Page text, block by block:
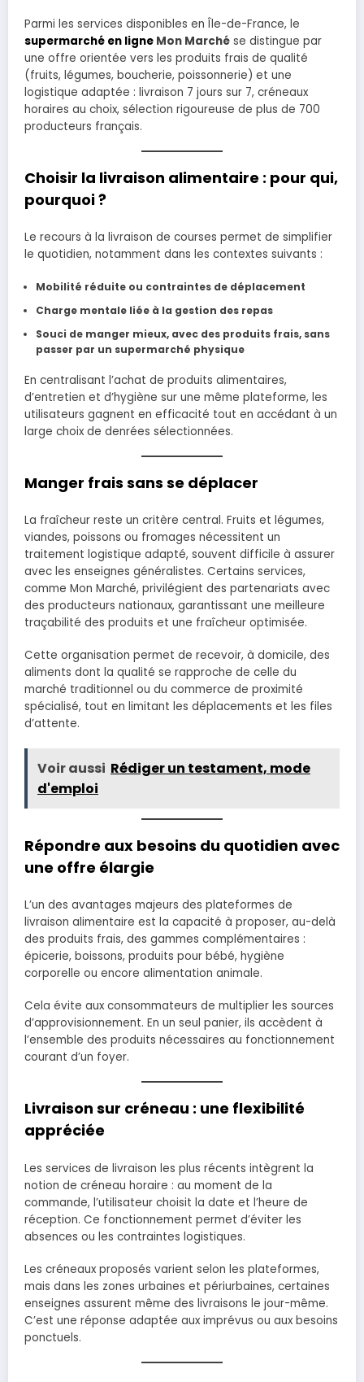
Parmi les services disponibles en Île-de-France, le
supermarché en ligne Mon Marché se distingue par
une offre orientée vers les produits frais de qualité
(fruits, légumes, boucherie, poissonnerie) et une
logistique adaptée : livraison 7 jours sur 7, créneaux
horaires au choix, sélection rigoureuse de plus de 700
producteurs français.
Choisir la livraison alimentaire : pour qui,
pourquoi ?
Le recours à la livraison de courses permet de simplifier
le quotidien, notamment dans les contextes suivants :
Mobilité réduite ou contraintes de déplacement
Charge mentale liée à la gestion des repas
Souci de manger mieux, avec des produits frais, sans
passer par un supermarché physique
En centralisant l’achat de produits alimentaires,
d’entretien et d’hygiène sur une même plateforme, les
utilisateurs gagnent en efficacité tout en accédant à un
large choix de denrées sélectionnées.
Manger frais sans se déplacer
La fraîcheur reste un critère central. Fruits et légumes,
viandes, poissons ou fromages nécessitent un
traitement logistique adapté, souvent difficile à assurer
avec les enseignes généralistes. Certains services,
comme Mon Marché, privilégient des partenariats avec
des producteurs nationaux, garantissant une meilleure
traçabilité des produits et une fraîcheur optimisée.
Cette organisation permet de recevoir, à domicile, des
aliments dont la qualité se rapproche de celle du
marché traditionnel ou du commerce de proximité
spécialisé, tout en limitant les déplacements et les files
d’attente.
Voir aussi Rédiger un testament, mode
d'emploi
Répondre aux besoins du quotidien avec
une offre élargie
L’un des avantages majeurs des plateformes de
livraison alimentaire est la capacité à proposer, au-delà
des produits frais, des gammes complémentaires :
épicerie, boissons, produits pour bébé, hygiène
corporelle ou encore alimentation animale.
Cela évite aux consommateurs de multiplier les sources
d’approvisionnement. En un seul panier, ils accèdent à
l’ensemble des produits nécessaires au fonctionnement
courant d’un foyer.
Livraison sur créneau : une flexibilité
appréciée
Les services de livraison les plus récents intègrent la
notion de créneau horaire : au moment de la
commande, l’utilisateur choisit la date et l’heure de
réception. Ce fonctionnement permet d’éviter les
absences ou les contraintes logistiques.
Les créneaux proposés varient selon les plateformes,
mais dans les zones urbaines et périurbaines, certaines
enseignes assurent même des livraisons le jour-même.
C’est une réponse adaptée aux imprévus ou aux besoins
ponctuels.